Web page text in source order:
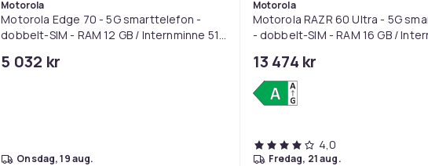
Motorola
Motorola Edge 70 - 5G smarttelefon -
dobbelt-SIM - RAM 12 GB / Internminne 512
piksler (120 Hz) - 3x bakka...
5 032 kr
onsdag, 19 aug.
Motorola
Motorola RAZR 60 Ultra - 5G
- dobbelt-SIM - RAM 16 GB /
piksler (165 Hz) - 2x ba...
13 474 kr
4,0
fredag, 21 aug.